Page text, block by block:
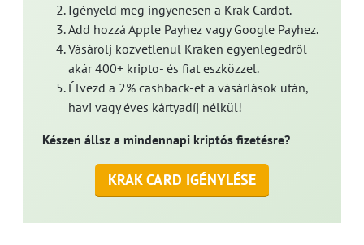
Igényeld meg ingyenesen a Krak Cardot.
Add hozzá Apple Payhez vagy Google Payhez.
Vásárolj közvetlenül Kraken egyenlegedről
akár 400+ kripto- és fiat eszközzel.
Élvezd a 2% cashback-et a vásárlások után,
havi vagy éves kártyadíj nélkül!
Készen állsz a mindennapi kriptós fizetésre?
KRAK CARD IGÉNYLÉSE